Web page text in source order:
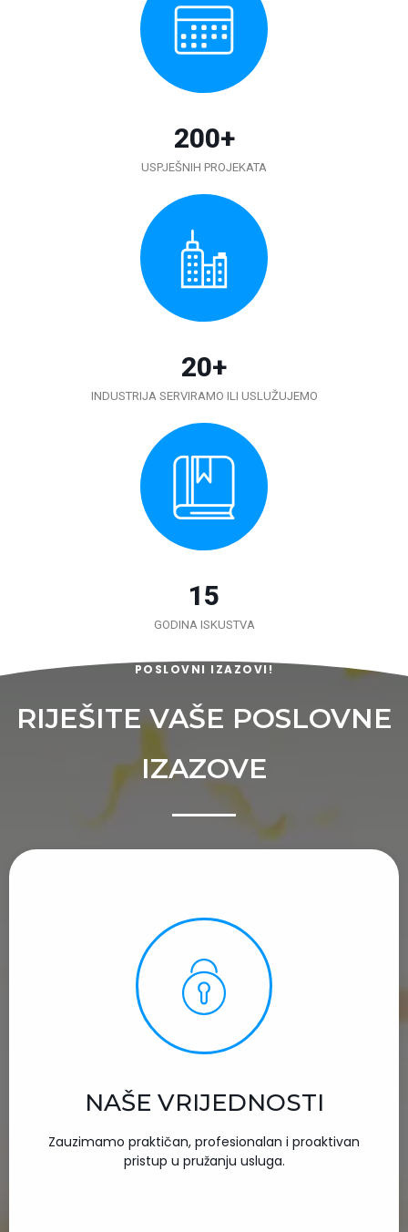
200+
USPJEŠNIH PROJEKATA
20+
INDUSTRIJA SERVIRAMO ILI USLUŽUJEMO
15
GODINA ISKUSTVA
POSLOVNI IZAZOVI!
RIJEŠITE VAŠE POSLOVNE
IZAZOVE
NAŠE VRIJEDNOSTI
Zauzimamo praktičan, profesionalan i proaktivan
pristup u pružanju usluga.